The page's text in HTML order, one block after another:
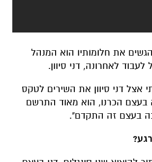
את חלומותיו הוא המנהל
לאחרונה, דני סיוון.
אצל דני סיוון את השירים לטקס
בעצם הכרנו, הוא מאוד התרשם
בעצם זה התקדם".